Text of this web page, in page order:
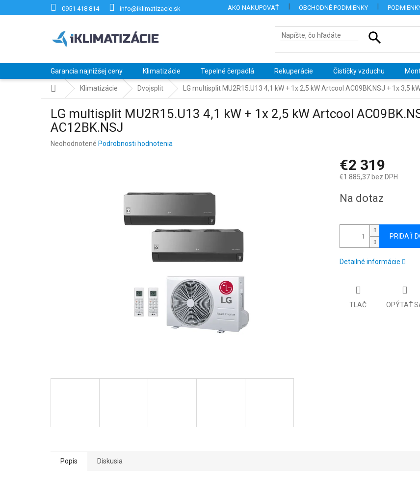
0951 418 814 info@iklimatizacie.sk AKO NAKUPOVAŤ OBCHODNÉ PODMIENKY
Garancia najnižšej ceny Klimatizácie Tepelné čerpadlá Rekuperácie Čističky vzduchu
DomovKlimatizácie Dvojsplit LG multisplit MU2R15.U13 4,1 kW + 1x 2,5 kW Artcool AC09BK.NSJ + 1x 3,5
LG multisplit MU2R15.U13 4,1 kW + 1x 2,5 kW Artcool
AC12BK.NSJ
Priemerné
Neohodnotené Podrobnosti hodnotenia
€2 319
€1 885,37 bez DPH
cena:
Na dotaz
PRIDAŤ
Detailné informácie
TLAČ OPÝTAŤ
Popis Diskusia